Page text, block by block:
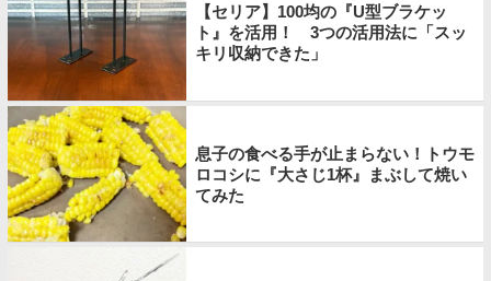
【セリア】100均の『U型ブラケッ
ト』を活用！ 3つの活用法に「スッ
キリ収納できた」
息子の食べる手が止まらない！トウモ
ロコシに『大さじ1杯』まぶして焼い
てみた